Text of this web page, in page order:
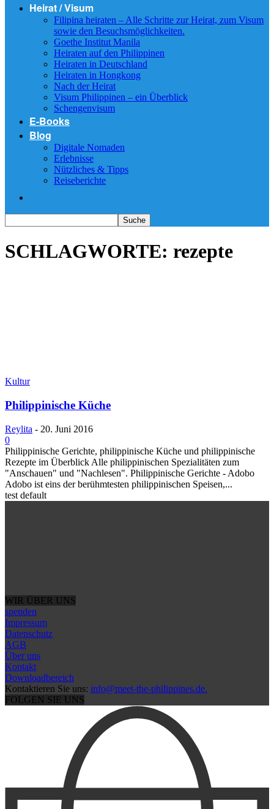
Heirat / Visum
Filipina heiraten – Alle Schritte zur Heirat, zum Visum
sowie den Besuchsmöglichkeiten.
Goethe Institut Manila
Heiraten auf den Philippinen
Heiraten in Deutschland
Heiraten in Hongkong
Nach der Heirat
Visum Philippinen – ein Überblick
Schengenvisum
E-Books
Blog
Digitale Nomaden
Erlebnisse
Nützliches & Tipps
Reiseberichte
SCHLAGWORTE: rezepte
Kultur
Philippinische Küche
Reylita - 20. Juni 2016
0
Philippinische Gerichte, philippinische Küche und philippinische
Rezepte im Überblick Alle philippinischen Spezialitäten zum
"Anschauen" und "Nachlesen". Philippinische Gerichte - Adobo
Adobo ist eins der berühmtesten philippinischen Speisen,...
test default
WIR ÜBER UNS
spenden
Impressum
Datenschutz
AGB
Über uns
Kontakt
Downloadbereich
Kontaktieren Sie uns: info@meet-the-philippines.de.
FOLGEN SIE UNS